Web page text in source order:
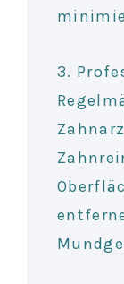
3.